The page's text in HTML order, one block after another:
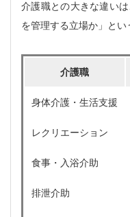
介護職との大きな違い
を管理する立場か」とい
介護職
身体介護・生活支援
レクリエーション
食事・入浴介助
排泄介助